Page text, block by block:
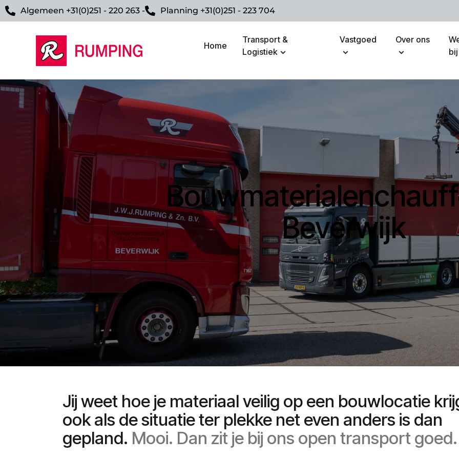
Algemeen +31(0)251 - 220 263 - Planning +31(0)251 - 223 704
Home
Transport &
Logistiek
Vastgoed Over ons
bij
Beverwijk
25 juni 2026
Jij weet hoe je materiaal veilig op een bouwlocatie
ook als desituatieter plekke net even anders is dan
gepland. Mooi. Dan zit je bij ons open transport goed.